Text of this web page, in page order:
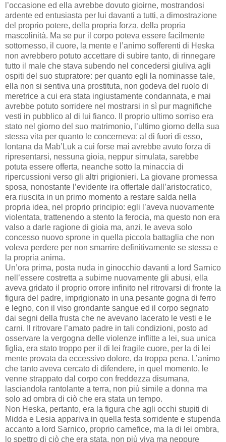
l’occasione ed ella avrebbe dovuto gioirne, mostrandosi
ardente ed entusiasta per lui davanti a tutti, a dimostrazione
del proprio potere, della propria forza, della propria
mascolinità. Ma se pur il corpo poteva essere facilmente
sottomesso, il cuore, la mente e l’animo sofferenti di Heska
non avrebbero potuto accettare di subire tanto, di rinnegare
tutto il male che stava subendo nel concedersi giuliva agli
ospiti del suo stupratore: per quanto egli la nominasse tale,
ella non si sentiva una prostituta, non godeva del ruolo di
meretrice a cui era stata ingiustamente condannata, e mai
avrebbe potuto sorridere nel mostrarsi in sì pur magnifiche
vesti in pubblico al di lui fianco. Il proprio ultimo sorriso era
stato nel giorno del suo matrimonio, l’ultimo giorno della sua
stessa vita per quanto le concerneva: al di fuori di esso,
lontana da Mab’Luk a cui forse mai avrebbe avuto forza di
ripresentarsi, nessuna gioia, neppur simulata, sarebbe
potuta essere offerta, neanche sotto la minaccia di
ripercussioni verso gli altri prigionieri. La giovane promessa
sposa, nonostante l’evidente ira offertale dall’aristocratico,
era riuscita in un primo momento a restare salda nella
propria idea, nel proprio principio: egli l’aveva nuovamente
violentata, trattenendo a stento la ferocia, ma questo non era
valso a darle ragione di gioia ma, anzi, le aveva solo
concesso nuovo sprone in quella piccola battaglia che non
voleva perdere per non smarrire definitivamente se stessa e
la propria anima.
Un’ora prima, posta nuda in ginocchio davanti a lord Sarnico
nell’essere costretta a subirne nuovamente gli abusi, ella
aveva gridato il proprio orrore infinito nel ritrovarsi di fronte la
figura del padre, imprigionato in una pesante gogna di ferro
e legno, con il viso grondante sangue ed il corpo segnato
dai segni della frusta che ne avevano lacerato le vesti e le
carni. Il ritrovare l’amato padre in tali condizioni, posto ad
osservare la vergogna delle violenze inflitte a lei, sua unica
figlia, era stato troppo per il di lei fragile cuore, per la di lei
mente provata da eccessivo dolore, da troppa pena. L’animo
che tanto aveva cercato di difendere, in quel momento, le
venne strappato dal corpo con freddezza disumana,
lasciandola rantolante a terra, non più simile a donna ma
solo ad ombra di ciò che era stata un tempo.
Non Heska, pertanto, era la figura che agli occhi stupiti di
Midda e Lesia appariva in quella festa sorridente e stupenda
accanto a lord Sarnico, proprio carnefice, ma la di lei ombra,
lo spettro di ciò che era stata, non più viva ma neppure